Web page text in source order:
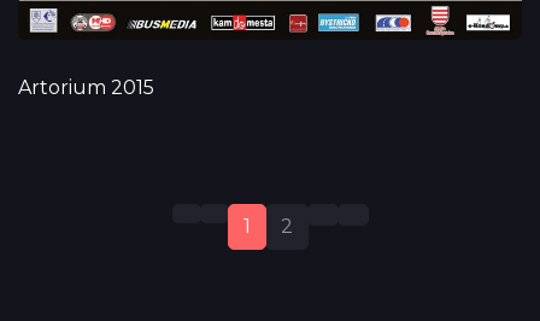
Artorium 2015
1 2